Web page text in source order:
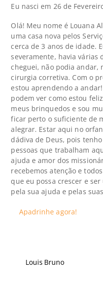
Eu nasci em 26 de
Olá! Meu nome é Louana
uma casa nova pelos
cerca de 3 anos de idade.
severamente, havia várias
cheguei, não podia andar,
cirurgia corretiva. Com o
estou aprendendo a
podem ver como estou
meus brinquedos e sou
ficar perto o suficiente de
alegrar. Estar aqui no
dádiva de Deus, pois
pessoas que trabalham
ajuda e amor dos
recebemos atenção e
que eu possa crescer e
pela sua ajuda e pelas
Apadrinhe agora!
Louis Bruno